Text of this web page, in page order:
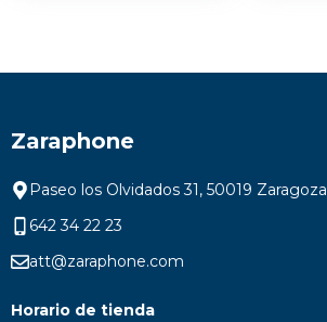
Zaraphone
Paseo los Olvidados 31, 50019 Zaragoza
642 34 22 23
att@zaraphone.com
Horario de tienda